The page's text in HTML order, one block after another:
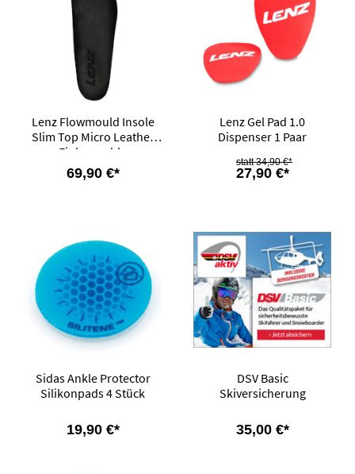
Lenz Flowmould Insole
Slim Top Micro Leather
Einlegesohle
69,90 €*
Lenz Gel Pad 1.0
Dispenser 1 Paar
27,90 €*
34,90 €*
Sidas Ankle Protector
Silikonpads 4 Stück
19,90 €*
DSV Basic
Skiversicherung
35,00 €*